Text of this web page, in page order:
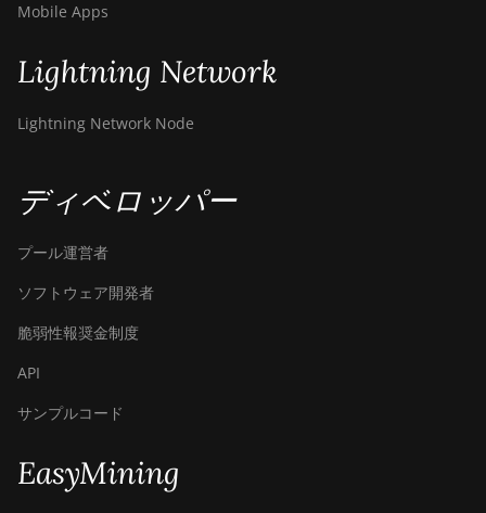
Mobile Apps
Lightning Network
Lightning Network Node
ディベロッパー
プール運営者
ソフトウェア開発者
脆弱性報奨金制度
API
サンプルコード
EasyMining